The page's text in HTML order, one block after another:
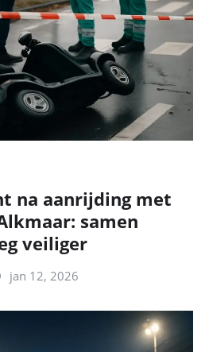
na aanrijding met
samen
veiliger
jan 12, 2026